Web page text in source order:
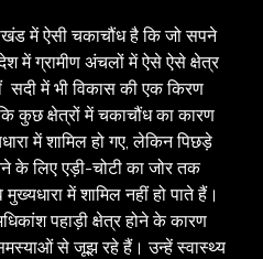
में ऐसी चकाचौंध है कि जो सपने
में ग्रामीण अंचलों में ऐसे ऐसे क्षेत्र
में भी विकास की एक किरण
कुछ क्षेत्रों में चकाचौंध का कारण
में शामिल हो गए, लेकिन पिछड़े
के लिए एड़ी-चोटी का जोर तक
में शामिल नहीं हो पाते हैं।
पहाड़ी क्षेत्र होने के कारण
से जूझ रहे हैं। उन्हें स्वास्थ्य